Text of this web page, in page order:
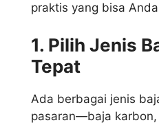
praktis yang bisa
1. Pilih Jenis
Tepat
Ada berbagai jenis
pasaran—baja